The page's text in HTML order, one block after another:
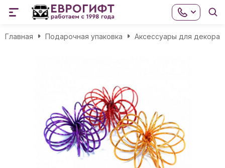
Главная Подарочная упаковка Аксессуары для декора